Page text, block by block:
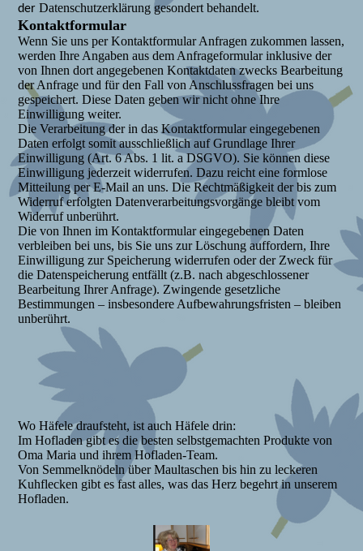
derDatenschutzerklärung gesondert behandelt.
Kontaktformular
Wenn Sie uns per Kontaktformular Anfragen zukommen lassen,
werden Ihre Angaben aus dem Anfrageformular inklusive der
von Ihnen dort angegebenen Kontaktdaten zwecks Bearbeitung
der Anfrage und für den Fall von Anschlussfragen bei uns
gespeichert. Diese Daten geben wir nicht ohne Ihre
Einwilligung weiter.
Die Verarbeitung der in das Kontaktformular eingegebenen
Daten erfolgt somit ausschließlich auf Grundlage Ihrer
Einwilligung (Art. 6 Abs. 1 lit. a DSGVO). Sie können diese
Einwilligung jederzeit widerrufen. Dazu reicht eine formlose
Mitteilung per E-Mail an uns. Die Rechtmäßigkeit der bis zum
Widerruf erfolgten Datenverarbeitungsvorgänge bleibt vom
Widerruf unberührt.
Die von Ihnen im Kontaktformular eingegebenen Daten
verbleiben bei uns, bis Sie uns zur Löschung auffordern, Ihre
Einwilligung zur Speicherung widerrufen oder der Zweck für
die Datenspeicherung entfällt (z.B. nach abgeschlossener
Bearbeitung Ihrer Anfrage). Zwingende gesetzliche
Bestimmungen – insbesondere Aufbewahrungsfristen – bleiben
unberührt.
Wo Häfele draufsteht, ist auch Häfele drin:
Im Hofladen gibt es die besten selbstgemachten Produkte von
Oma Maria und ihrem Hofladen-Team.
Von Semmelknödeln über Maultaschen bis hin zu leckeren
Kuhflecken gibt es fast alles, was das Herz begehrt in unserem
Hofladen.